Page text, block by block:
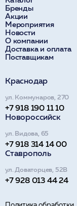
Бренды
Акции
Мероприятия
Новости
О компании
Доставка и оплата
Поставщикам
Краснодар
ул. Коммунаров, 270
+7 918 190 11 10
Новороссийск
ул. Видова, 65
+7 918 314 14 00
Ставрополь
ул. Доваторцев, 52В
+7 928 013 44 24
Политика обработки